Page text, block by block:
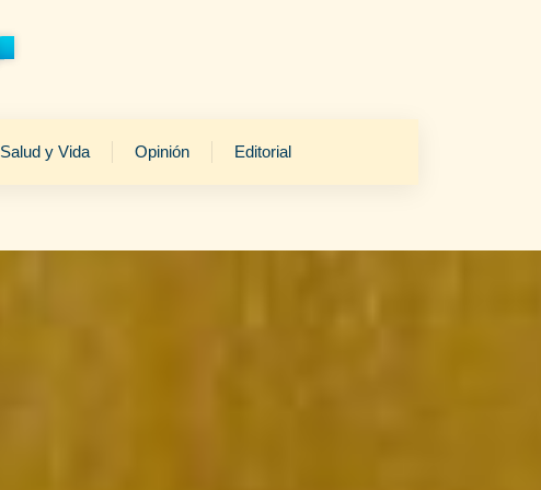
Salud y Vida Opinión Editorial